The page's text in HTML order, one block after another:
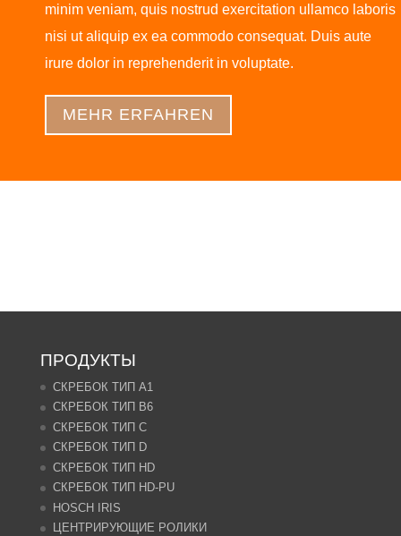
minim veniam, quis nostrud exercitation ullamco laboris
nisi ut aliquip ex ea commodo consequat. Duis aute
irure dolor in reprehenderit in voluptate.
MEHR ERFAHREN
ПРОДУКТЫ
СКРЕБОК ТИП A1
СКРЕБОК ТИП B6
СКРЕБОК ТИП C
СКРЕБОК ТИП D
СКРЕБОК ТИП HD
СКРЕБОК ТИП HD-PU
HOSCH IRIS
ЦЕНТРИРУЮЩИЕ РОЛИКИ